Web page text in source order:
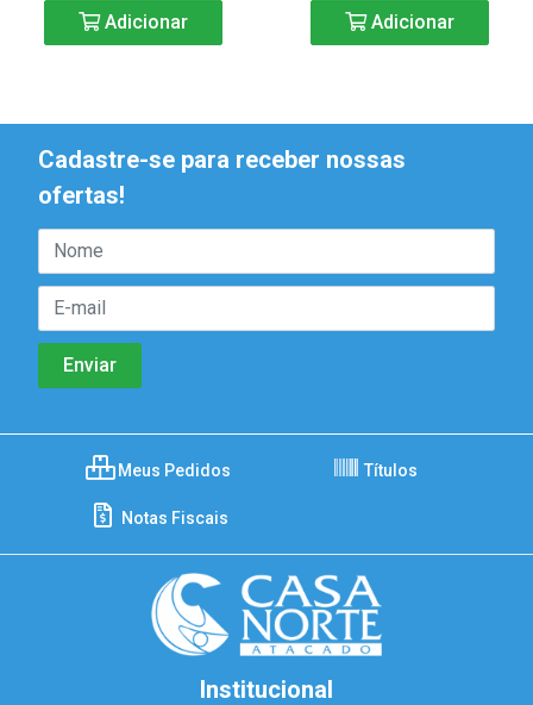
Adicionar Adicionar
Cadastre-se para receber nossas
ofertas!
Meus Pedidos Títulos
Notas Fiscais
Institucional